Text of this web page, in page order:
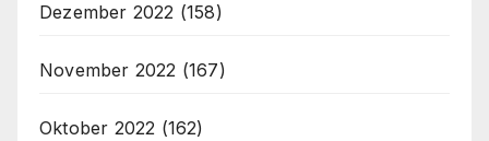
Dezember 2022 (158)
November 2022 (167)
Oktober 2022 (162)